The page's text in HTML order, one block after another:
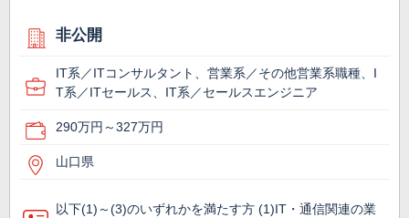
非公開
IT系／ITコンサルタント、営業系／その他営業系職種、I
T系／ITセールス、IT系／セールスエンジニア
290万円～327万円
山口県
以下(1)～(3)のいずれかを満たす方 (1)IT・通信関連の業